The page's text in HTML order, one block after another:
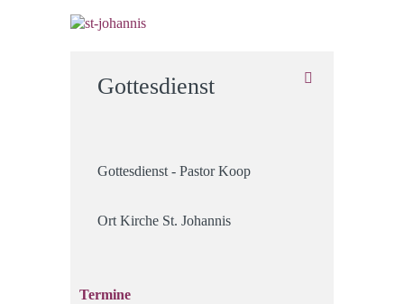
Gottesdienst
Gottesdienst - Pastor Koop
Ort Kirche St. Johannis
Termine